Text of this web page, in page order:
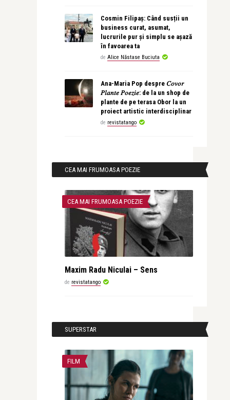
Cosmin Filipaș: Când susții un
business curat, asumat,
lucrurile pur și simplu se așază
în favoarea ta
de Alice Năstase Buciuta
Ana-Maria Pop despre 𝐶𝑜𝑣𝑜𝑟
𝑃𝑙𝑎𝑛𝑡𝑒 𝑃𝑜𝑒𝑧𝑖𝑒: de la un shop de
plante de pe terasa Obor la un
proiect artistic interdisciplinar
de revistatango
CEA MAI FRUMOASA POEZIE
CEA MAI FRUMOASA POEZIE
Maxim Radu Niculai – Sens
de revistatango
SUPERSTAR
FILM